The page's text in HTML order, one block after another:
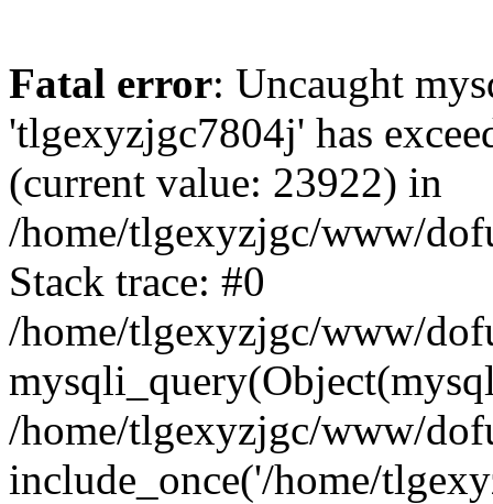
Fatal error: Uncaught
'tlgexyzjgc7804j' has
(current value: 23922) in
/home/tlgexyzjgc/www/
Stack trace: #0
/home/tlgexyzjgc/www/
/home/tlgexyzjgc/www/
include_once('/home/